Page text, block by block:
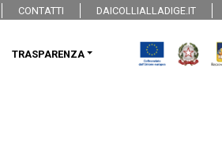
CONTATTI DAICOLLIALLADIGE.IT
TRASPARENZA